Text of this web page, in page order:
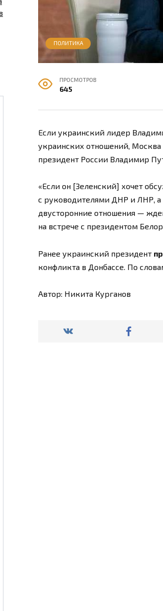
ПОЛИТИКА
ПРОСМОТРОВ
645
Если украинский лидер
украинских отношений, Москва
президент России Владимир
«Если он [Зеленский] хочет
с руководителями ДНР и ЛНР, а
двусторонние отношения —
на встрече с президентом
Ранее украинский президент
конфликта в Донбассе. По
Автор: Никита Курганов